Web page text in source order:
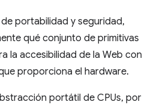
portabilidad y seguridad,
qué conjunto de primitivas
la accesibilidad de la Web con
proporciona el hardware.
portátil de CPUs, por